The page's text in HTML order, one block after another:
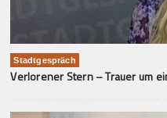
Stadtgespräch
Verlorener Stern – Trauer um